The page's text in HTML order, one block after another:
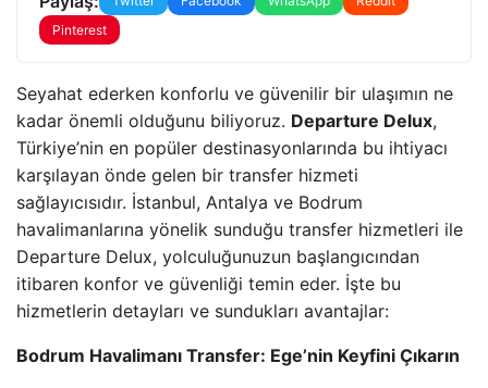
Pinterest
Seyahat ederken konforlu ve güvenilir bir ulaşımın ne
kadar önemli olduğunu biliyoruz. Departure Delux,
Türkiye’nin en popüler destinasyonlarında bu ihtiyacı
karşılayan önde gelen bir transfer hizmeti
sağlayıcısıdır. İstanbul, Antalya ve Bodrum
havalimanlarına yönelik sunduğu transfer hizmetleri ile
Departure Delux, yolculuğunuzun başlangıcından
itibaren konfor ve güvenliği temin eder. İşte bu
hizmetlerin detayları ve sundukları avantajlar:
Bodrum Havalimanı Transfer: Ege’nin Keyfini Çıkarın